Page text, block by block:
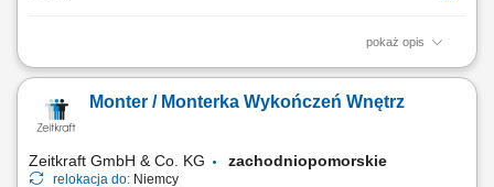
pokaż opis
Zakres obowiązków Doświadczenie oraz samodzielność w pracach:
i flizelina), przygotowanie podłoża (szlifowanie, gruntowanie,
szpachlowanie, akrylowanie).
Monter / Monterka Wykończeń Wnętrz
Zeitkraft GmbH & Co. KG zachodniopomorskie
relokacja do: Niemcy